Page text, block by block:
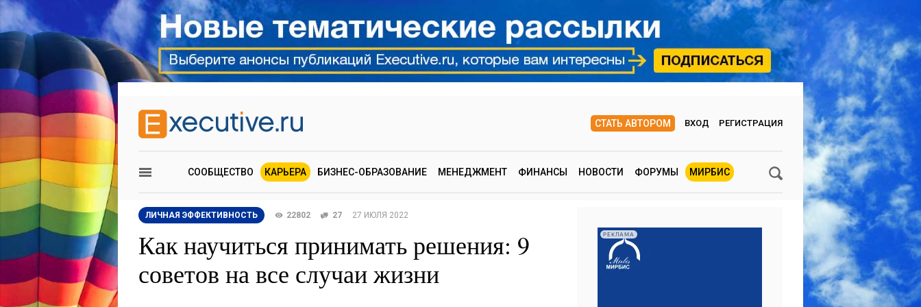
СТАТЬ АВТОРОМ ВХОД РЕГИСТРАЦИЯ
СООБЩЕСТВО КАРЬЕРА БИЗНЕС-ОБРАЗОВАНИЕ МЕНЕДЖМЕНТ ФИНАНСЫ НОВОСТИ ФОРУМЫ МИРБИС
ЛИЧНАЯ ЭФФЕКТИВНОСТЬ 22802 27 27 ИЮЛЯ 2022
Как научиться принимать решения: 9
советов на все случаи жизни
РЕКЛАМА